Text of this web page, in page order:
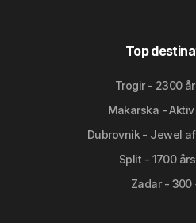
Top
Trogir - 2300
Makarska -
Dubrovnik - Jewel
Split - 1700
Zadar - 300